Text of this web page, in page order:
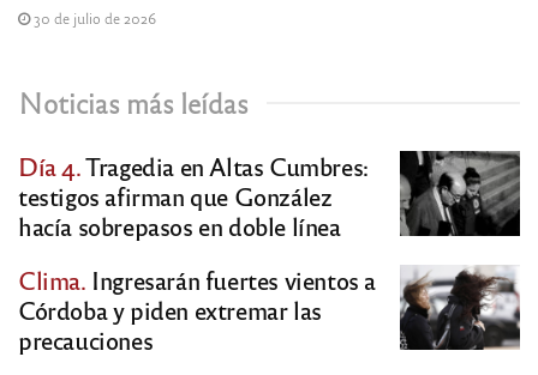
30 de julio de 2026
Noticias más leídas
Día 4.Tragedia en Altas Cumbres:
testigos afirman que González
hacía sobrepasos en doble línea
Clima. Ingresarán fuertes vientos a
Córdoba y piden extremar las
precauciones